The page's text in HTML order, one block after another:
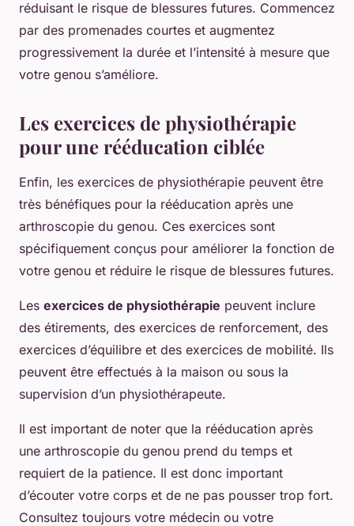
réduisant le risque de blessures futures. Commencez
par des promenades courtes et augmentez
progressivement la durée et l’intensité à mesure que
votre genou s’améliore.
Les exercices de physiothérapie
pour une rééducation ciblée
Enfin, les exercices de physiothérapie peuvent être
très bénéfiques pour la rééducation après une
arthroscopie du genou. Ces exercices sont
spécifiquement conçus pour améliorer la fonction de
votre genou et réduire le risque de blessures futures.
Les exercices de physiothérapie peuvent inclure
des étirements, des exercices de renforcement, des
exercices d’équilibre et des exercices de mobilité. Ils
peuvent être effectués à la maison ou sous la
supervision d’un physiothérapeute.
Il est important de noter que la rééducation après
une arthroscopie du genou prend du temps et
requiert de la patience. Il est donc important
d’écouter votre corps et de ne pas pousser trop fort.
Consultez toujours votre médecin ou votre